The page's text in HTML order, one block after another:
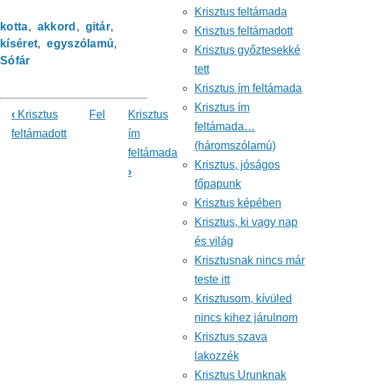
kotta akkord
gitár
kíséret
egyszólamú
Sófár
Könyv
kereszthivatkozásai
‹ Krisztus
feltámadott
Fel
Krisztus
ím
feltámada
›
Krisztus feltámada
Krisztus feltámadott
Krisztus győztesekké
tett
Krisztus ím feltámada
Krisztus ím
feltámada…
(háromszólamú)
Krisztus, jóságos
főpapunk
Krisztus képében
Krisztus, ki vagy nap
és világ
Krisztusnak nincs már
teste itt
Krisztusom, kívüled
nincs kihez járulnom
Krisztus szava
lakozzék
Krisztus Urunknak